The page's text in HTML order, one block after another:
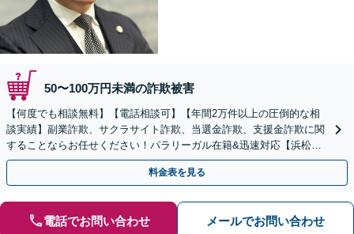
50〜100万円未満の詐欺被害
【何度でも相談無料】【電話相談可】【年間2万件以上の圧倒的な相
談実績】副業詐欺、サクラサイト詐欺、当選金詐欺、支援金詐欺に関
することならお任せください！パラリーガル在籍&迅速対応【浜松町
駅1分】※結婚詐欺・ロマンス詐欺に関するご相談はお断り
料金表を見る
電話でお問い合わせ メールでお問い合わせ